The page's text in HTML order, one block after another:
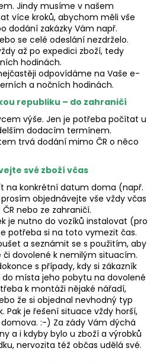
Jindy musíme v našem
více kroků, abychom měli vše
dodání zakázky Vám např.
se celé odeslání nezdrželo.
až po expedici zboží, tedy
hodinách.
odpovídáme na Vaše e-
a nočních hodinách.
republiku – do zahraničí
výše. Jen je potřeba počítat u
dodacím termínem.
trvá dodání mimo ČR o něco
své zboží včas
na konkrétní datum doma (např.
objednávejte vše vždy včas
nebo ze zahraničí.
je nutno do vozíků instalovat (pro
potřeba si na toto vymezit čas.
a seznámit se s použitím, aby
dovolené k nemilým situacím.
s případy, kdy si zákazník
místa jeho pobytu na dovolené
k montáži nějaké nářadí,
že si objednal nevhodný typ
Pak je řešení situace vždy horší,
:-) Za zády Vám dýchá
a i kdyby bylo u zboží a výrobků
nervozita též občas udělá své.